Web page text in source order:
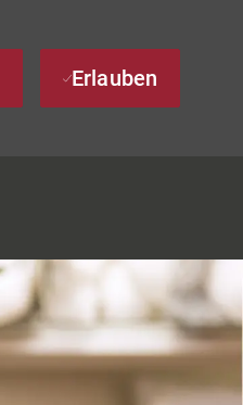
Erlauben